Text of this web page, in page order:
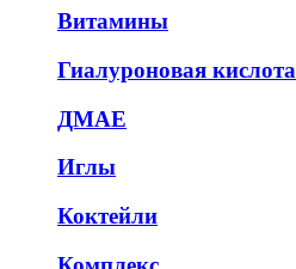
Витамины
Гиалуроновая кислота
ДМАЕ
Иглы
Коктейли